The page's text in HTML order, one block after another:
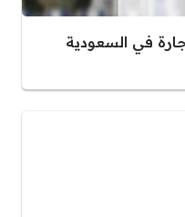
في السعودية